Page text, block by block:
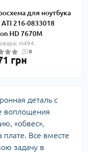
для ноутбука
216-0833018
HD 7670M
m494
0
грн
деталь с
воплощения
«обвес»,
Все вместе
задачу в